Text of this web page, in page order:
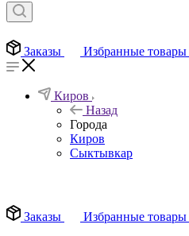
Заказы Избранные товары
Киров
Назад
Города
Киров
Сыктывкар
Заказы
Избранные товары